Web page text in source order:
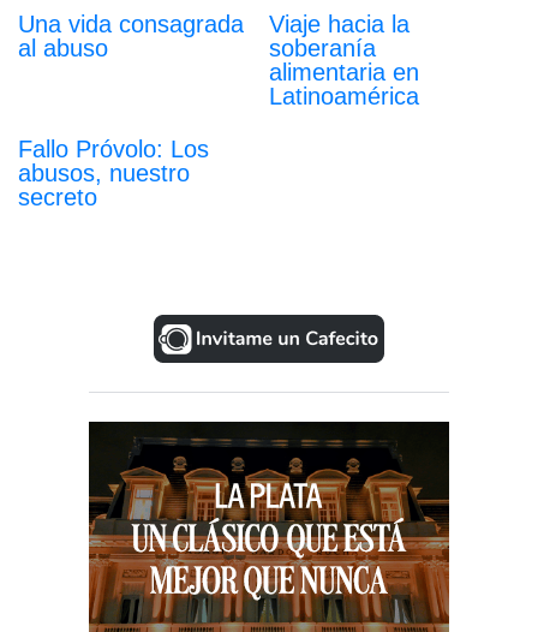
Una vida consagrada
al abuso
Viaje hacia la
soberanía
alimentaria en
Latinoamérica
Fallo Próvolo: Los
abusos, nuestro
secreto